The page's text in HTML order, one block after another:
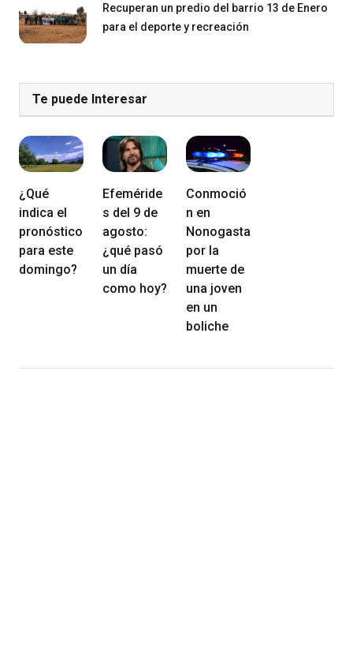
Recuperan un predio del barrio 13 de Enero
para el deporte y recreación
Te puede Interesar
¿Qué
indica el
pronóstico
para este
domingo?
Efeméride
s del 9 de
agosto:
¿qué pasó
un día
como hoy?
Conmoció
n en
Nonogasta
por la
muerte de
una joven
en un
boliche